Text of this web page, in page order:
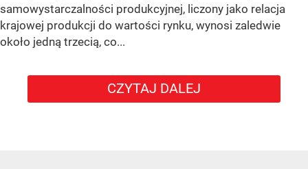
samowystarczalności produkcyjnej, liczony jako relacja
krajowej produkcji do wartości rynku, wynosi zaledwie
około jedną trzecią, co...
CZYTAJ DALEJ